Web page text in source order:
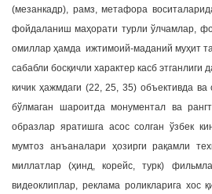
(мезанкадр), рамз, метафора
фойдаланиш маҳорати турли ўлчамлар,
омиллар ҳамда ижтимоий-маданий муҳит
сабабли босқичли характер касб этганлиги
кичик ҳажмдаги (22, 25, 35) объективда
бўлмаган шароитда монументал ва
образлар яратишга асос солган ўзбек
мумтоз анъаналари ҳозирги рақамли
миллатлар (ҳинд, корейс, турк)
видеоклиплар, реклама роликларига хос